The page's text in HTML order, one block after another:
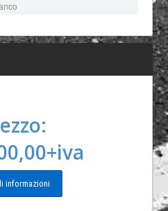
informazioni